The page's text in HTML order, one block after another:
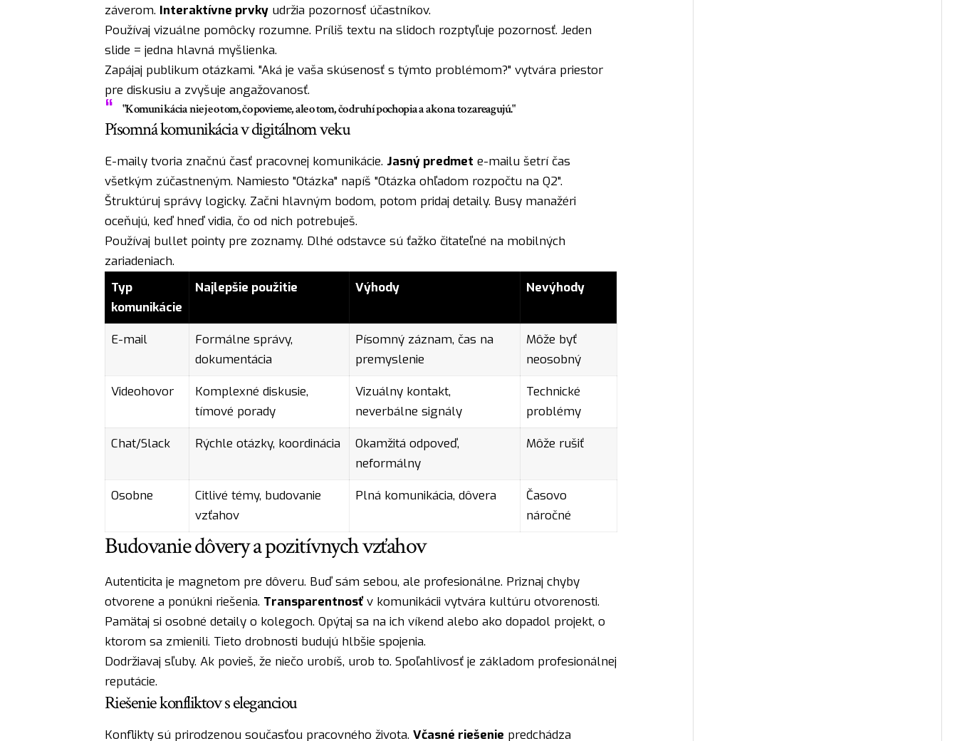
záverom. Interaktívne prvkyudržia pozornosť účastníkov.
Používaj vizuálne pomôcky rozumne. Príliš textu na slidoch rozptyľuje pozornosť. Jeden
slide = jedna hlavná myšlienka.
Zapájaj publikum otázkami. "Aká je vaša skúsenosť s týmto problémom?" vytvára priestor
pre diskusiu a zvyšuje angažovanosť.
"Komunikácia nie je o tom, čo povieme, ale o tom, čo druhí pochopia a ako na to zareagujú."
Písomná komunikácia v digitálnom veku
E-maily tvoria značnú časť pracovnej komunikácie. Jasný predmet e-mailu šetrí čas
všetkým zúčastneným. Namiesto "Otázka" napíš "Otázka ohľadom rozpočtu na Q2".
Štruktúruj správy logicky. Začni hlavným bodom, potom pridaj detaily. Busy manažéri
oceňujú, keď hneď vidia, čo od nich potrebuješ.
Používaj bullet pointy pre zoznamy. Dlhé odstavce sú ťažko čitateľné na mobilných
zariadeniach.
Typ
komunikácie
Najlepšie použitie Výhody Nevýhody
E-mail
Formálne správy,
dokumentácia
Písomný záznam, čas na
premyslenie
Môže byť
neosobný
Videohovor
Komplexné diskusie,
tímové porady
Vizuálny kontakt,
neverbálne signály
Technické
problémy
Chat/Slack
Rýchle otázky, koordinácia
Okamžitá odpoveď,
neformálny
Môže rušiť
Osobne
Citlivé témy, budovanie
vzťahov
Plná komunikácia, dôvera
Časovo
náročné
Budovanie dôvery a pozitívnych vzťahov
Autenticita je magnetom pre dôveru. Buď sám sebou, ale profesionálne. Priznaj chyby
otvorene a ponúkni riešenia. Transparentnosťv komunikácii vytvára kultúru otvorenosti.
Pamätaj si osobné detaily o kolegoch. Opýtaj sa na ich víkend alebo ako dopadol projekt, o
ktorom sa zmienili. Tieto drobnosti budujú hlbšie spojenia.
Dodržiavaj sľuby. Ak povieš, že niečo urobíš, urob to. Spoľahlivosť je základom profesionálnej
reputácie.
Riešenie konfliktov s eleganciou
Konflikty sú prirodzenou současťou pracovného života. Včasné riešenie predchádza